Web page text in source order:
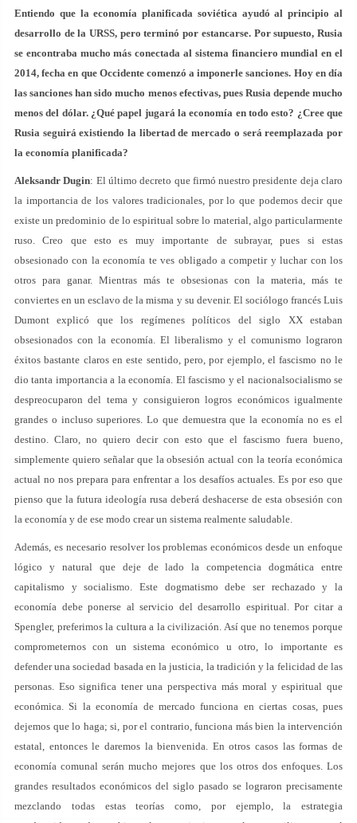
Entiendo que la economía planificada soviética ayudó al principio al
desarrollo de la URSS, pero terminó por estancarse. Por supuesto, Rusia
se encontraba mucho más conectada al sistema financiero mundial en el
2014, fecha en que Occidente comenzó a imponerle sanciones. Hoy en día
las sanciones han sido mucho menos efectivas, pues Rusia depende mucho
menos del dólar. ¿Qué papel jugará la economía en todo esto? ¿Cree que
Rusia seguirá existiendo la libertad de mercado o será reemplazada por
la economía planificada?
Aleksandr Dugin: El último decreto que firmó nuestro presidente deja claro
la importancia de los valores tradicionales, por lo que podemos decir que
existe un predominio de lo espiritual sobre lo material, algo particularmente
ruso. Creo que esto es muy importante de subrayar, pues si estas
obsesionado con la economía te ves obligado a competir y luchar con los
otros para ganar. Mientras más te obsesionas con la materia, más te
conviertes en un esclavo de la misma y su devenir. El sociólogo francés Luis
Dumont explicó que los regímenes políticos del siglo XX estaban
obsesionados con la economía. El liberalismo y el comunismo lograron
éxitos bastante claros en este sentido, pero, por ejemplo, el fascismo no le
dio tanta importancia a la economía. El fascismo y el nacionalsocialismo se
despreocuparon del tema y consiguieron logros económicos igualmente
grandes o incluso superiores. Lo que demuestra que la economía no es el
destino. Claro, no quiero decir con esto que el fascismo fuera bueno,
simplemente quiero señalar que la obsesión actual con la teoría económica
actual no nos prepara para enfrentar a los desafíos actuales. Es por eso que
pienso que la futura ideología rusa deberá deshacerse de esta obsesión con
la economía y de ese modo crear un sistema realmente saludable.
Además, es necesario resolver los problemas económicos desde un enfoque
lógico y natural que deje de lado la competencia dogmática entre
capitalismo y socialismo. Este dogmatismo debe ser rechazado y la
economía debe ponerse al servicio del desarrollo espiritual. Por citar a
Spengler, preferimos la cultura a la civilización. Así que no tenemos porque
comprometernos con un sistema económico u otro, lo importante es
defender una sociedad basada en la justicia, la tradición y la felicidad de las
personas. Eso significa tener una perspectiva más moral y espiritual que
económica. Si la economía de mercado funciona en ciertas cosas, pues
dejemos que lo haga; si, por el contrario, funciona más bien la intervención
estatal, entonces le daremos la bienvenida. En otros casos las formas de
economía comunal serán mucho mejores que los otros dos enfoques. Los
grandes resultados económicos del siglo pasado se lograron precisamente
mezclando todas estas teorías como, por ejemplo, la estrategia